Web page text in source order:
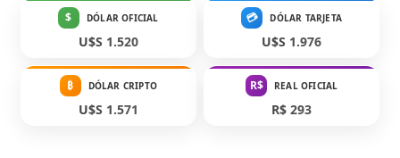
$ DÓLAR OFICIAL
U$S 1.520
💳 DÓLAR TARJETA
U$S 1.976
₿ DÓLAR CRIPTO
U$S 1.571
R$ REAL OFICIAL
R$ 293